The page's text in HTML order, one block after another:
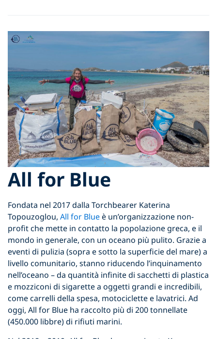
All for Blue
Fondata nel 2017 dalla Torchbearer Katerina
Topouzoglou, All for Blueè un’organizzazione non-
profit che mette in contatto la popolazione greca, e il
mondo in generale, con un oceano più pulito. Grazie a
eventi di pulizia (sopra e sotto la superficie del mare) a
livello comunitario, stanno riducendo l’inquinamento
nell’oceano – da quantità infinite di sacchetti di plastica
e mozziconi di sigarette a oggetti grandi e incredibili,
come carrelli della spesa, motociclette e lavatrici. Ad
oggi, All for Blue ha raccolto più di 200 tonnellate
(450.000 libbre) di rifiuti marini.